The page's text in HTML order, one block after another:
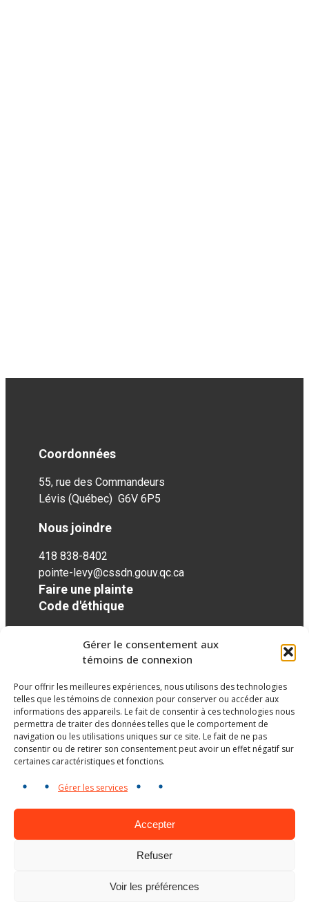
Gérer le consentement aux
témoins de connexion
Pour offrir les meilleures expériences, nous utilisons des technologies
telles que les témoins de connexion pour conserver ou accéder aux
informations des appareils. Le fait de consentir à ces technologies nous
permettra de traiter des données telles que le comportement de
navigation ou les utilisations uniques sur ce site. Le fait de ne pas
consentir ou de retirer son consentement peut avoir un effet négatif sur
certaines caractéristiques et fonctions.
Gérer les services
Accepter
Refuser
Voir les préférences
Coordonnées
55, rue des Commandeurs
Lévis (Québec) G6V 6P5
Nous joindre
418 838-8402
pointe-levy@cssdn.gouv.qc.ca
Faire une plainte
Code d'éthique
Réseaux sociaux
facebook
twittergoogleplusgoogleplusgoogleplus
Ministère de l’Éducation